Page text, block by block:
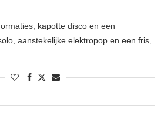
kapotte disco en een
aanstekelijke elektropop en een fris,